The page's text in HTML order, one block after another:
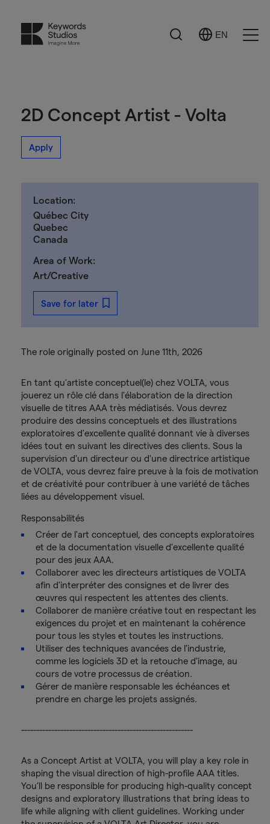
Search
Select
EN
2D Concept Artist - Volta
Apply
The role originally posted on June 11th, 2026
En tant qu'artiste conceptuel(le) chez VOLTA, vous
jouerez un rôle clé dans l'élaboration de la direction
visuelle de titres AAA très médiatisés. Vous devrez
produire des dessins conceptuels et des illustrations
exploratoires d'excellente qualité donnant vie à diverses
idées tout en suivant les directives des clients. Sous la
supervision d'un directeur ou d'une directrice artistique
de VOLTA, vous devrez faire preuve à la fois de motivation
et de créativité pour contribuer à une variété de tâches
liées au développement visuel.
Responsabilités
Créer de l'art conceptuel, des concepts exploratoires
et de la documentation visuelle d'excellente qualité
pour des jeux AAA.
Collaborer avec les directeurs artistiques de VOLTA
afin d'interpréter des consignes et de livrer des
œuvres qui respectent les attentes des clients.
Collaborer de manière créative tout en respectant les
exigences du projet et en maintenant la cohérence
pour tous les styles et toutes les instructions.
Utiliser des techniques avancées de l'industrie,
comme les logiciels 3D et la retouche d'image, au
cours de votre processus de création.
Gérer de manière responsable les échéances et
prendre en charge les projets assignés.
---------------------------------------------------------
As a Concept Artist at VOLTA, you will play a key role in
shaping the visual direction of high-profile AAA titles.
You’ll be responsible for producing high-quality concept
designs and exploratory illustrations that bring ideas to
life while aligning with client guidelines. Working under
Location:
Québec City
Quebec
Canada
Area of Work:
Art/Creative
Save for later